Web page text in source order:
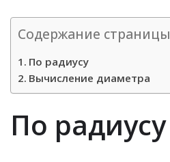
Содержание страницы
По радиусу
Вычисление диаметра
По радиусу